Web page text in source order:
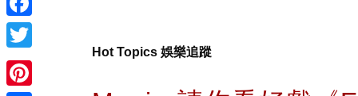
Facebook
Twitter
Hot Topics 娛樂追蹤